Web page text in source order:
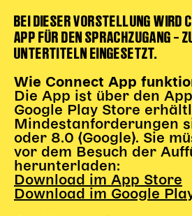
MAGMA 25/26
Dramaturgie + Stadt
Theaterwerkstätten
PÄDAGOGIK
Kunst + Wissen
Rund um den
Begleitmaterial
BEI DIESER VORSTELLUNG WIRD
APP FÜR DEN SPRACHZUGANG –
UNTERTITELN EINGESETZT.
Wie Connect App
Die App ist über den
Google Play Store
Mindestanforderungen
oder 8.0 (Google). Sie
vor dem Besuch der
herunterladen:
Download im App Store
Download im Google